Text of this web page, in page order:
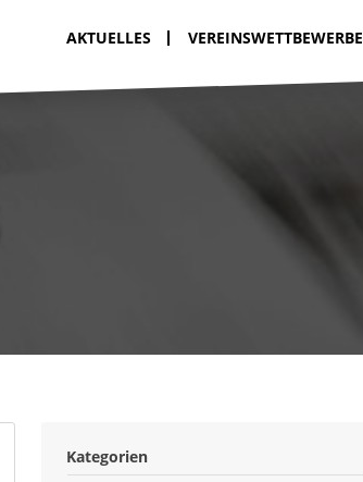
Kategorien
AKTUELLES VEREINSWETTBEWERBE